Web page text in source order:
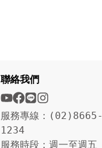
聯絡我們
服務專線：(02)8665-
1234
服務時段：週一至週五